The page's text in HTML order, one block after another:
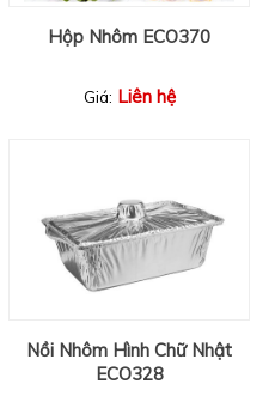
Hộp Nhôm ECO370
Giá: Liên hệ
Nồi Nhôm Hình Chữ Nhật
ECO328